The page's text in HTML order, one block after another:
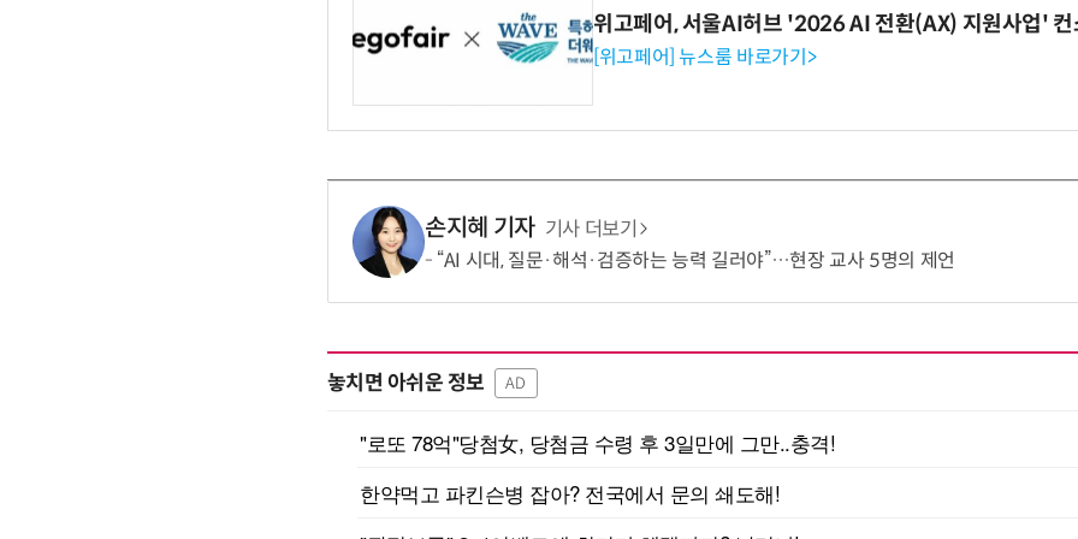
위고페어, 서울AI허브 '2026 AI 전환(AX) 지원사업' 컨
[위고페어] 뉴스룸 바로가기>
손지혜 기자 기사 더보기
“AI 시대, 질문·해석·검증하는 능력 길러야”…현장 교사 5명의 제언
놓치면 아쉬운 정보 AD